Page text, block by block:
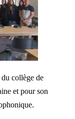
du collège de
et pour son